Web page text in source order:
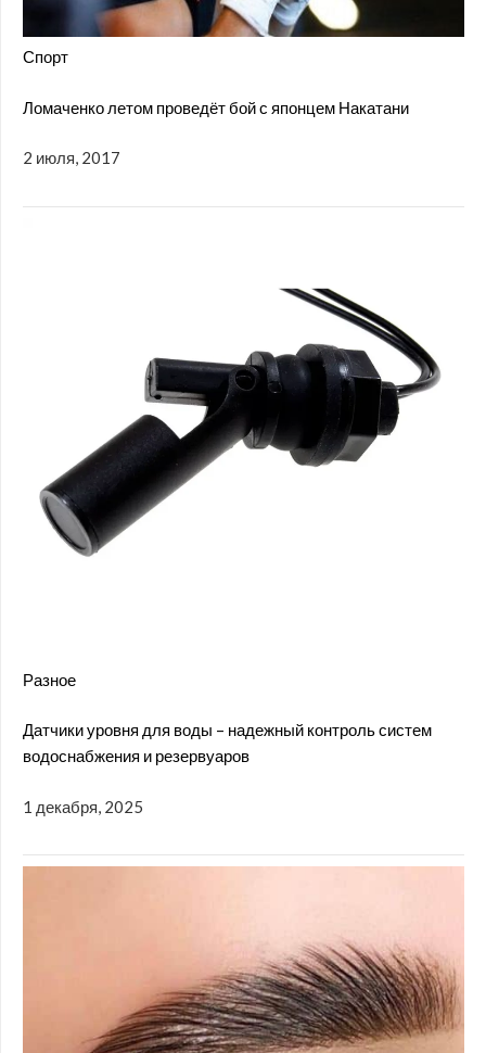
Спорт
Ломаченко летом проведёт бой с японцем Накатани
2 июля, 2017
Разное
Датчики уровня для воды – надежный контроль систем
водоснабжения и резервуаров
1 декабря, 2025